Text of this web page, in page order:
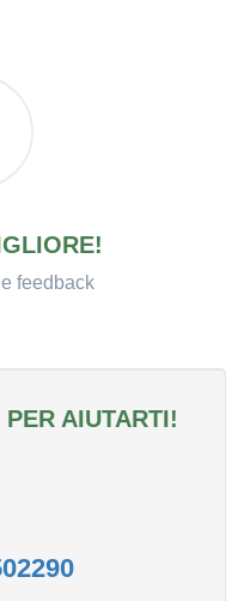
feedback
AIUTARTI!